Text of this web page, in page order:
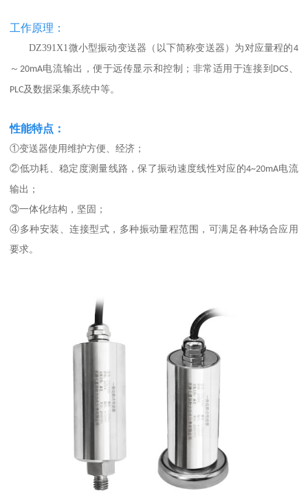
工作原理：
DZ391X1微小型振动变送器（以下简称变送器）为对应量程的4
～ 20mA电流输出，便于远传显示和控制；非常适用于连接到 DCS、
PLC及数据采集系统中等。
性能特点：
①变送器使用维护方便、经济；
②低功耗、稳定度测量线路，保了振动速度线性对应的4~20mA电流
输出；
③一体化结构，坚固；
④多种安装、连接型式，多种振动量程范围，可满足各种场合应用
要求。